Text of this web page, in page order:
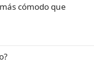
cómodo que